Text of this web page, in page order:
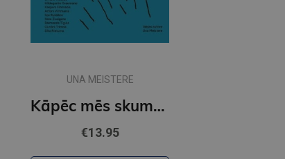
UNA MEISTERE
Kāpēc mēs skumstam?
€13.95